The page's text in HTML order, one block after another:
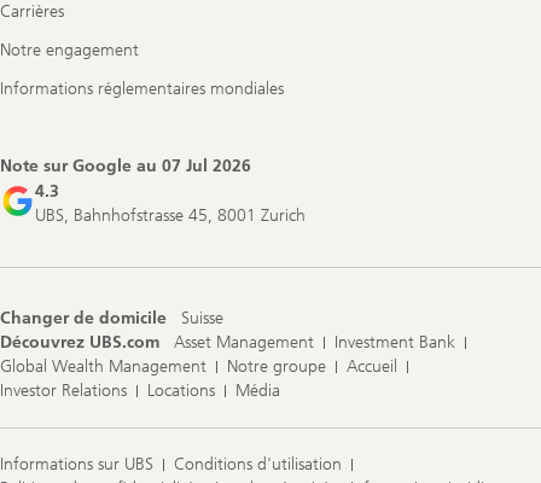
Carrières
Notre engagement
Informations réglementaires mondiales
Note sur Google au 07 Jul 2026
4.3
UBS, Bahnhofstrasse 45, 8001 Zurich
Changer de domicile
Suisse
Découvrez UBS.com
Asset Management
Investment Bank
Global Wealth Management
Notre groupe
Accueil
Investor Relations
Locations Média
Informations sur UBS
Conditions d'utilisation